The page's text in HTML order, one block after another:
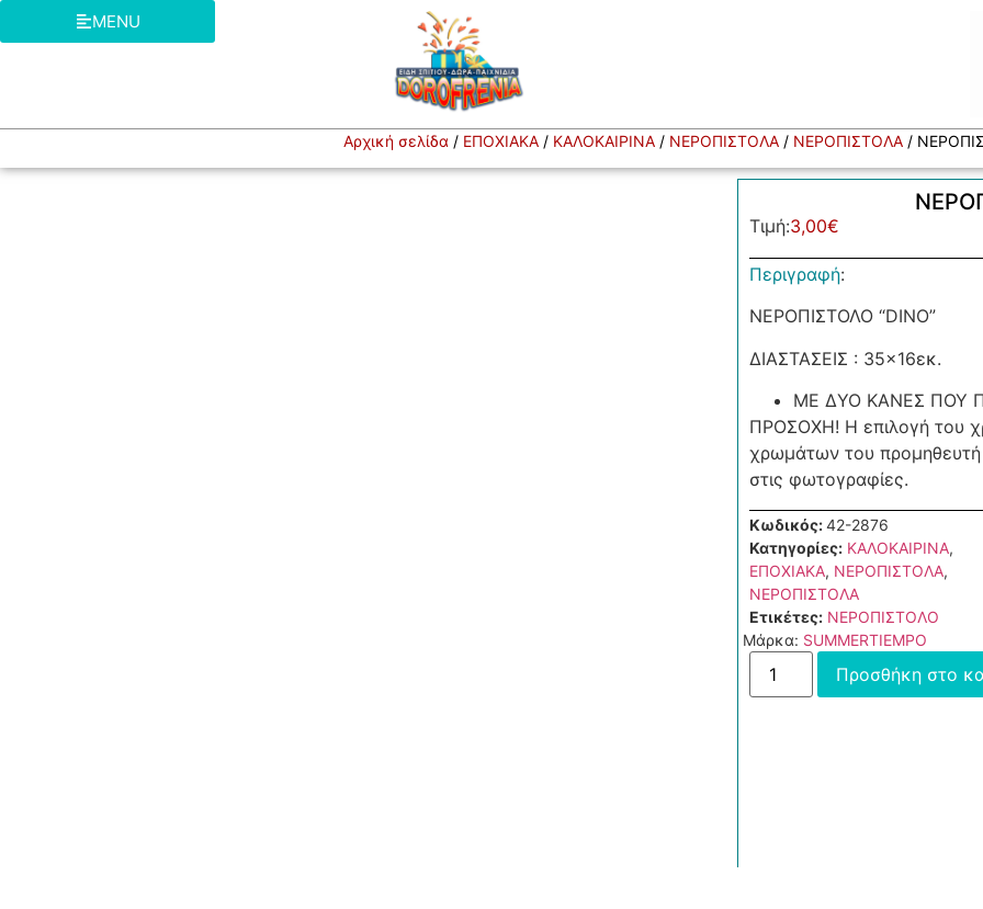
MENU
Αρχική σελίδα / ΕΠΟΧΙΑΚΑ / ΚΑΛΟΚΑΙΡΙΝΑ / ΝΕΡΟΠΙΣΤΟΛΑ / ΝΕΡΟΠΙΣΤΟΛΑ /
Τιμή:3,00€
Περιγραφή:
ΝΕΡΟΠΙΣΤΟΛΟ “DINO”
ΔΙΑΣΤΑΣΕΙΣ : 35×16εκ.
ΜΕ ΔΥΟ ΚΑΝΕΣ ΠΟΥ
ΠΡΟΣΟΧΗ! Η επιλογή του
χρωμάτων του προμηθευτή
στις φωτογραφίες.
Κωδικός:42-2876
Κατηγορίες: ΚΑΛΟΚΑΙΡΙΝΑ,
ΕΠΟΧΙΑΚΑ, ΝΕΡΟΠΙΣΤΟΛΑ,
ΝΕΡΟΠΙΣΤΟΛΑ
Ετικέτες: ΝΕΡΟΠΙΣΤΟΛΟ
Μάρκα: SUMMERTIEMPO
Προσθήκη στο